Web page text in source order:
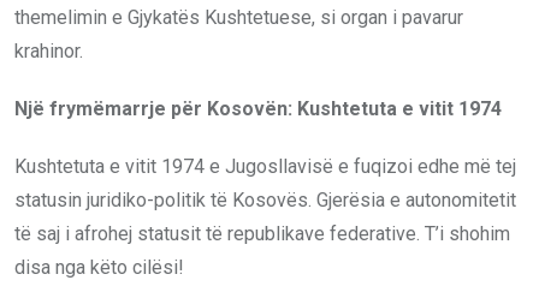
themelimin e Gjykatës Kushtetuese, si organ i pavarur
krahinor.
Një frymëmarrje për Kosovën: Kushtetuta e vitit 1974
Kushtetuta e vitit 1974 e Jugosllavisë e fuqizoi edhe më tej
statusin juridiko-politik të Kosovës. Gjerësia e autonomitetit
të saj i afrohej statusit të republikave federative. T’i shohim
disa nga këto cilësi!